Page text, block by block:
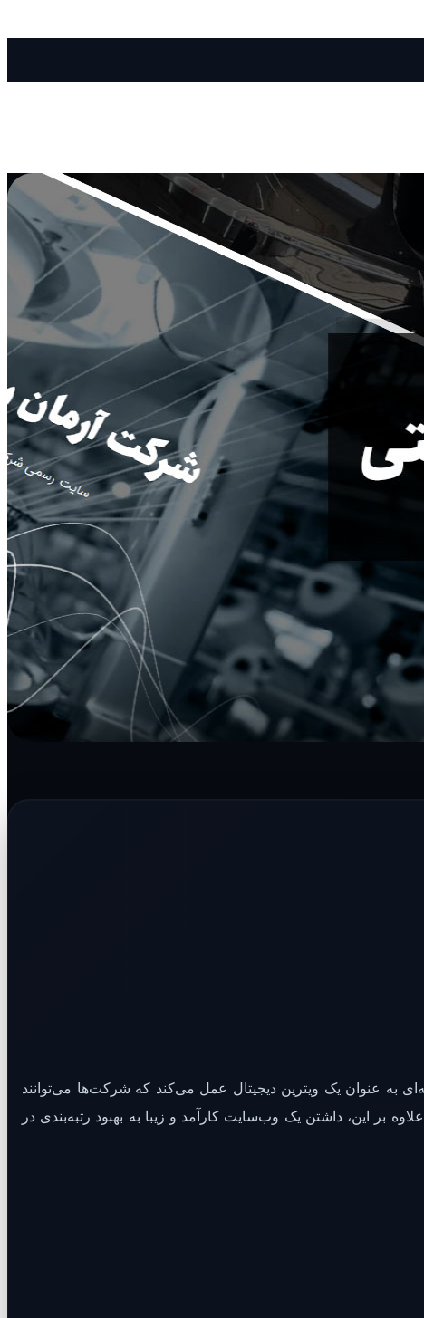
به عنوان یک ویترین دیجیتال عمل می‌کند که شرکت‌ها می‌توانند
بر این، داشتن یک وب‌سایت کارآمد و زیبا به بهبود رتبه‌بندی در